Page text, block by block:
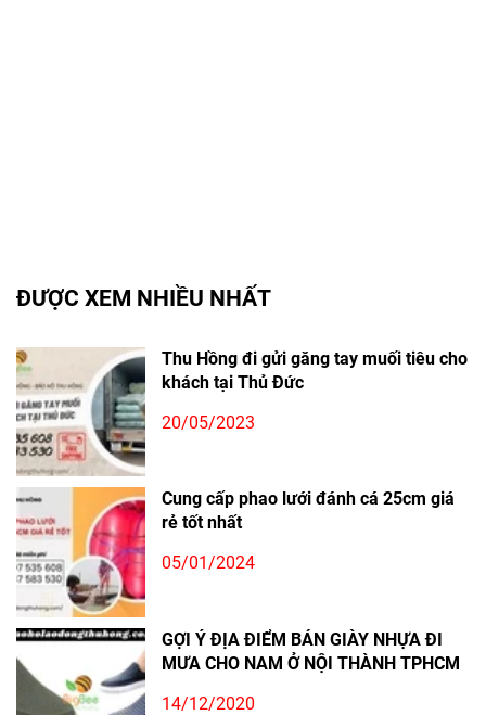
ĐƯỢC XEM NHIỀU NHẤT
Thu Hồng đi gửi găng tay muối tiêu cho
khách tại Thủ Đức
20/05/2023
Cung cấp phao lưới đánh cá 25cm giá
rẻ tốt nhất
05/01/2024
GỢI Ý ĐỊA ĐIỂM BÁN GIÀY NHỰA ĐI
MƯA CHO NAM Ở NỘI THÀNH TPHCM
14/12/2020